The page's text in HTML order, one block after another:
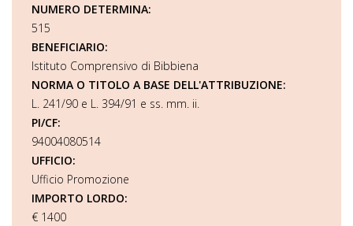
NUMERO DETERMINA:
515
BENEFICIARIO:
Istituto Comprensivo di Bibbiena
NORMA O TITOLO A BASE DELL'ATTRIBUZIONE:
L. 241/90 e L. 394/91 e ss. mm. ii.
PI/CF:
94004080514
UFFICIO:
Ufficio Promozione
IMPORTO LORDO:
€ 1400